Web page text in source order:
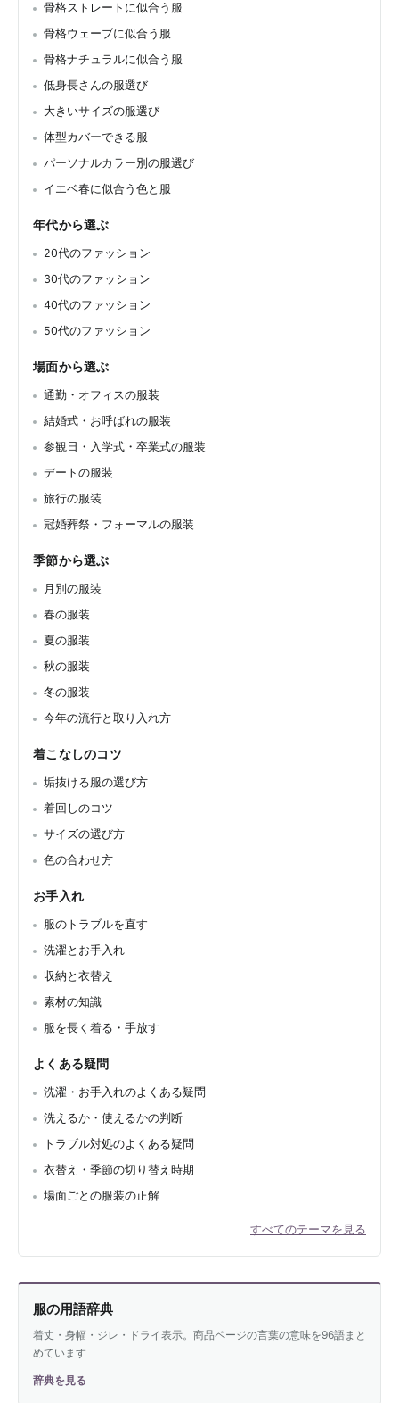
骨格ストレートに似合う服
骨格ウェーブに似合う服
骨格ナチュラルに似合う服
低身長さんの服選び
大きいサイズの服選び
体型カバーできる服
パーソナルカラー別の服選び
イエベ春に似合う色と服
年代から選ぶ
20代のファッション
30代のファッション
40代のファッション
50代のファッション
場面から選ぶ
通勤・オフィスの服装
結婚式・お呼ばれの服装
参観日・入学式・卒業式の服装
デートの服装
旅行の服装
冠婚葬祭・フォーマルの服装
季節から選ぶ
月別の服装
春の服装
夏の服装
秋の服装
冬の服装
今年の流行と取り入れ方
着こなしのコツ
垢抜ける服の選び方
着回しのコツ
サイズの選び方
色の合わせ方
お手入れ
服のトラブルを直す
洗濯とお手入れ
収納と衣替え
素材の知識
服を長く着る・手放す
よくある疑問
洗濯・お手入れのよくある疑問
洗えるか・使えるかの判断
トラブル対処のよくある疑問
衣替え・季節の切り替え時期
場面ごとの服装の正解
すべてのテーマを見る
服の用語辞典
着丈・身幅・ジレ・ドライ表示。商品ページの言葉の意味を96語まと
めています
辞典を見る